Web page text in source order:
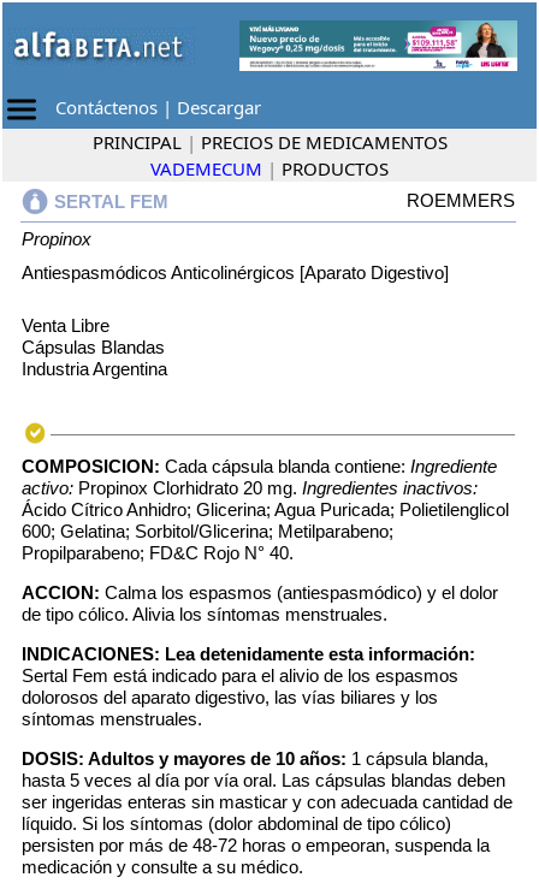
Contáctenos | Descargar
PRINCIPAL | PRECIOS DE MEDICAMENTOS
VADEMECUM | PRODUCTOS
SERTAL FEM
ROEMMERS
Propinox
Antiespasmódicos Anticolinérgicos [Aparato Digestivo]
Venta Libre
Cápsulas Blandas
Industria Argentina
COMPOSICION: Cada cápsula blanda contiene: Ingrediente
activo: Propinox Clorhidrato 20 mg. Ingredientes inactivos:
Ácido Cítrico Anhidro; Glicerina; Agua Puricada; Polietilenglicol
600; Gelatina; Sorbitol/Glicerina; Metilparabeno;
Propilparabeno; FD&C Rojo N° 40.
ACCION: Calma los espasmos (antiespasmódico) y el dolor
de tipo cólico. Alivia los síntomas menstruales.
INDICACIONES: Lea detenidamente esta información:
Sertal Fem está indicado para el alivio de los espasmos
dolorosos del aparato digestivo, las vías biliares y los
síntomas menstruales.
DOSIS: Adultos y mayores de 10 años: 1 cápsula blanda,
hasta 5 veces al día por vía oral. Las cápsulas blandas deben
ser ingeridas enteras sin masticar y con adecuada cantidad de
líquido. Si los síntomas (dolor abdominal de tipo cólico)
persisten por más de 48-72 horas o empeoran, suspenda la
medicación y consulte a su médico.